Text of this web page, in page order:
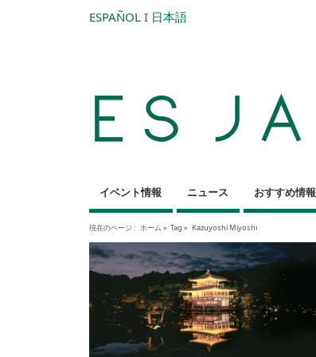
ESPAÑOL I 日本語
イベント情報 ニュース おすすめ情報
現在のページ : ホーム » Tag » Kazuyoshi Miyoshi